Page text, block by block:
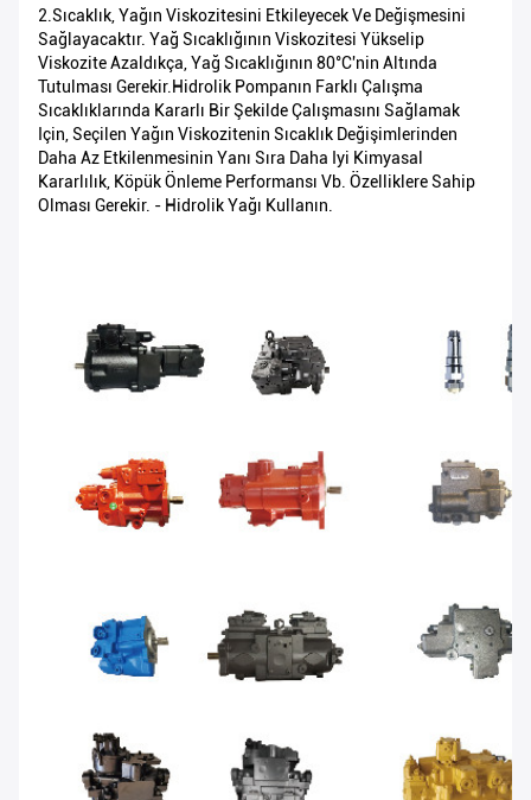
2.Sıcaklık, Yağın Viskozitesini Etkileyecek Ve Değişmesini
Sağlayacaktır. Yağ Sıcaklığının Viskozitesi Yükselip
Viskozite Azaldıkça, Yağ Sıcaklığının 80°C'nin Altında
Tutulması Gerekir.Hidrolik Pompanın Farklı Çalışma
Sıcaklıklarında Kararlı Bir Şekilde Çalışmasını Sağlamak
Için, Seçilen Yağın Viskozitenin Sıcaklık Değişimlerinden
Daha Az Etkilenmesinin Yanı Sıra Daha Iyi Kimyasal
Kararlılık, Köpük Önleme Performansı Vb. Özelliklere Sahip
Olması Gerekir. - Hidrolik Yağı Kullanın.